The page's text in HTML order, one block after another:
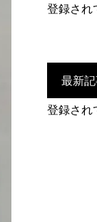
登録され
最新
登録され